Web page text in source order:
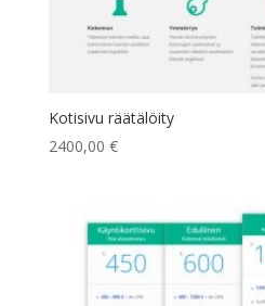
Kotisivu räätälöity
2400,00 €